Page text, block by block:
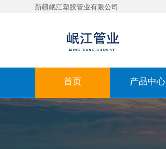
新疆岷江塑胶管业有限公司
首页 产品中心